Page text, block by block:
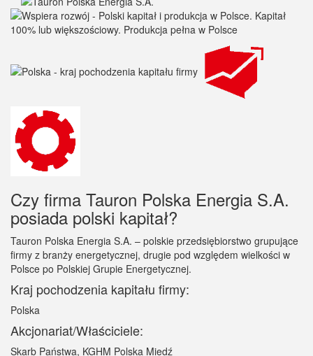
Czy firma Tauron Polska Energia S.A.
posiada polski kapitał?
Tauron Polska Energia S.A. – polskie przedsiębiorstwo grupujące
firmy z branży energetycznej, drugie pod względem wielkości w
Polsce po Polskiej Grupie Energetycznej.
Kraj pochodzenia kapitału firmy:
Polska
Akcjonariat/Właściciele:
Skarb Państwa, KGHM Polska Miedź